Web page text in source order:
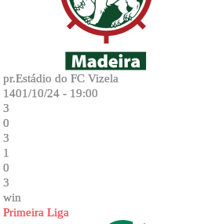
pr.Estádio do FC Vizela
1401/10/24 - 19:00
3
0
3
1
0
3
win
Primeira Liga